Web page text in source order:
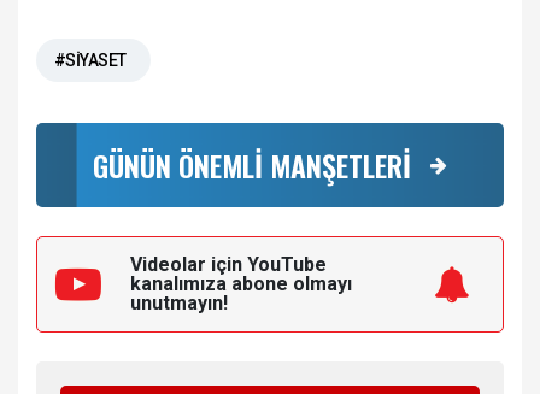
#SİYASET
GÜNÜN ÖNEMLİ MANŞETLERİ
Videolar için YouTube
kanalımıza abone olmayı
unutmayın!